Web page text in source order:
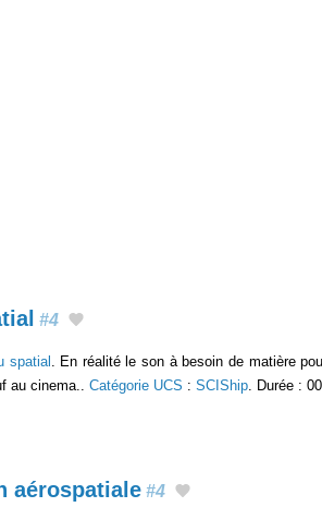
#4
spatial. En réalité le son à besoin de matière
au cinema.. Catégorie UCS : SCIShip. Durée :
aérospatiale #4